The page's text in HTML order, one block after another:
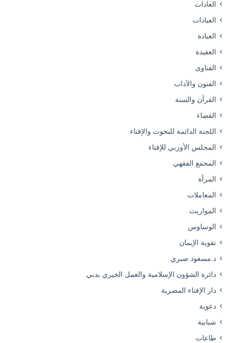
العادات
العبادات
العبادة
العقيدة
الفتاوى
الفنون والآداب
القرآن والسنة
القضاء
اللجنة الدائمة للبحوث والإفتاء
المجلس الأوربي للإفتاء
المجمع الفقهي
المرأة
المعاملات
المواريث
الوساوس
تقوية الإيمان
د.مسعود صبري
دائرة الشؤون الإسلامية والعمل الخيري بدبي
دار الإفتاء المصرية
دعوية
شبابية
طاعات